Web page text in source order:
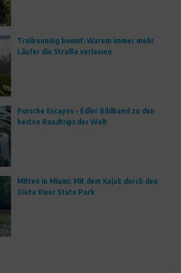
Trailrunning boomt: Warum immer mehr
Läufer die Straße verlassen
Porsche Escapes – Edler Bildband zu den
besten Roadtrips der Welt
Mitten in Miami: Mit dem Kajak durch den
Oleta River State Park